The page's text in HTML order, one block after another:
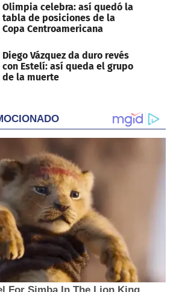
Olimpia celebra: así quedó la
tabla de posiciones de la
Copa Centroamericana
Diego Vázquez da duro revés
con Estelí: así queda el grupo
de la muerte